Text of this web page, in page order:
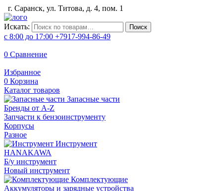
г. Саранск, ул. Титова, д. 4, пом. 1
Искать: Поиск
с 8:00 до 17:00 +7917-994-86-49
0 Сравнение
Избранное
0 Корзина
Каталог товаров
Запасные части
Бренды от A-Z
Запчасти к бензоинструменту
Корпусы
Разное
Инструмент
HANAKAWA
Б/у инструмент
Новый инструмент
Комплектующие
Аккумуляторы и зарядные устройства